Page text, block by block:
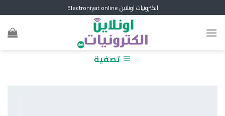
to
content
الكترونيات اونلاين Electroniyat online
تصفية